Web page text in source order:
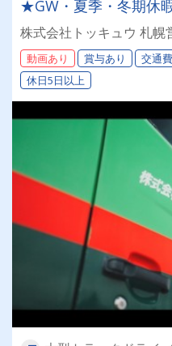
★GW・夏季・冬期休
を大切にする昭和34年
者も大歓迎！10tドラ
株式会社トッキュウ 札幌
動画あり 賞与あり 交通
休日5日以上